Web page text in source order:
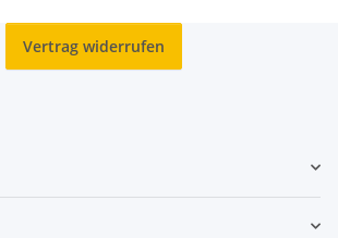
Vertrag widerrufen